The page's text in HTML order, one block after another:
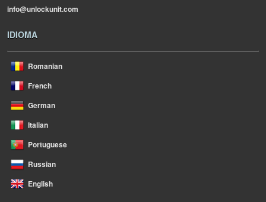
info@unlockunit.com
IDIOMA
Romanian
French
German
Italian
Portuguese
Russian
English